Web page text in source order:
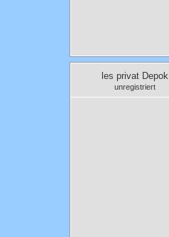
les privat Depok
unregistriert